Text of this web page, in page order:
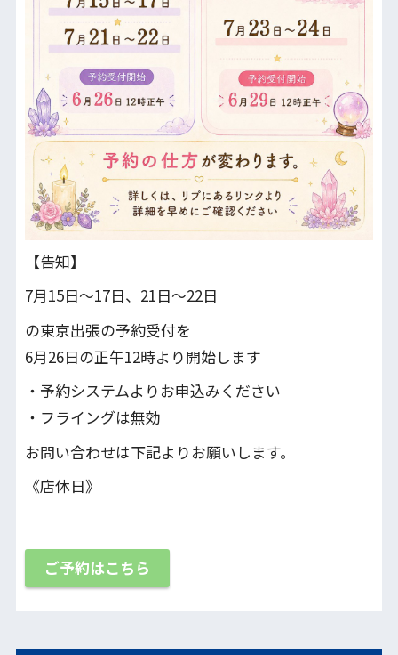
【告知】
7月15日〜17日、21日～22日
の東京出張の予約受付を
6月26日の正午12時より開始します
・予約システムよりお申込みください
・フライングは無効
お問い合わせは下記よりお願いします。
《店休日》
ご予約はこちら